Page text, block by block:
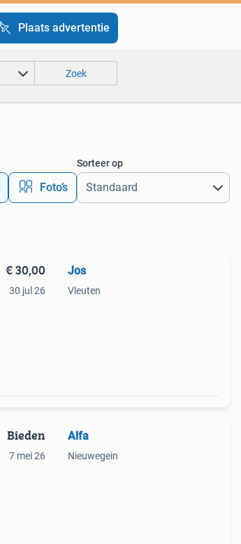
Plaats advertentie
Zoek
Foto’s
Sorteer op
€ 30,00
30 jul 26
Jos
Vleuten
Bieden
7 mei 26
Alfa
Nieuwegein